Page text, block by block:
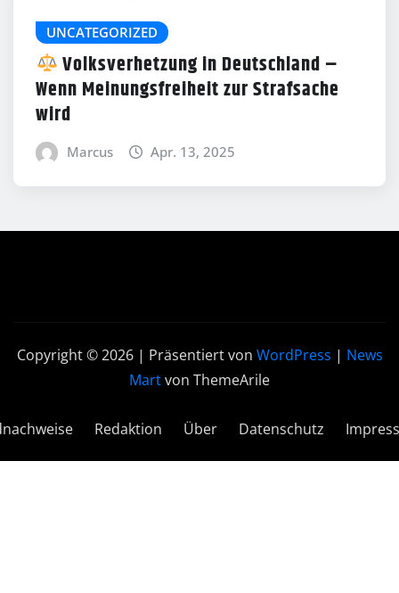
UNCATEGORIZED
Volksverhetzung in Deutschland –
Wenn Meinungsfreiheit zur Strafsache
wird
Marcus Apr. 13, 2025
Copyright © 2026 | Präsentiert von WordPress | News
Martvon ThemeArile
Redaktion Über Datenschutz